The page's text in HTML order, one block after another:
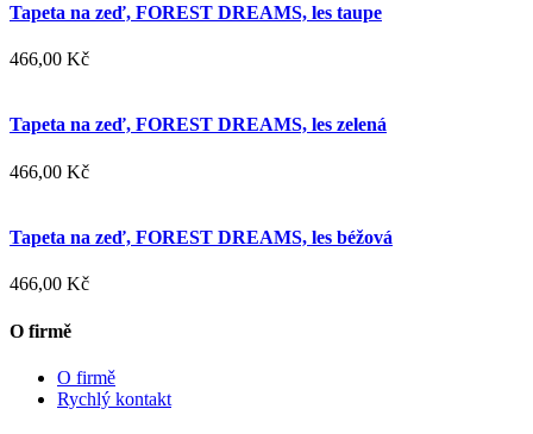
Tapeta na zeď, FOREST DREAMS, les taupe
466,00 Kč
Tapeta na zeď, FOREST DREAMS, les zelená
466,00 Kč
Tapeta na zeď, FOREST DREAMS, les béžová
466,00 Kč
O firmě
O firmě
Rychlý kontakt